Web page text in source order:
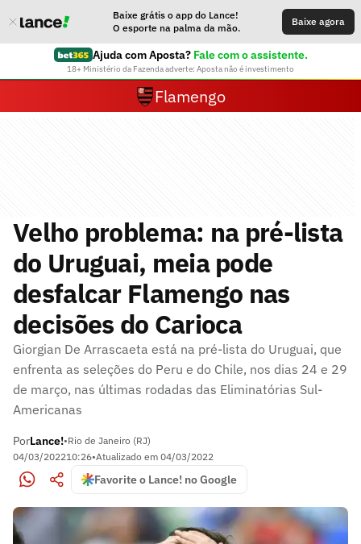
Baixe grátis o app do Lance!
O esporte na palma da mão.
Baixe agora
Ajuda com Aposta? Fale com o assistente.
18+ Ministério da Fazenda adverte: Aposta não é investimento
Flamengo
Velho problema: na pré-lista
do Uruguai, meia pode
desfalcar Flamengo nas
decisões do Carioca
Giorgian De Arrascaeta está na pré-lista do Uruguai, que
enfrenta as seleções do Peru e do Chile, nos dias 24 e 29
de março, nas últimas rodadas das Eliminatórias Sul-
Americanas
PorLance!•Rio de Janeiro (RJ)
04/03/202210:26•Atualizado em 04/03/2022
Favorite o Lance! no Google